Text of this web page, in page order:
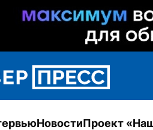
НовостиПроект